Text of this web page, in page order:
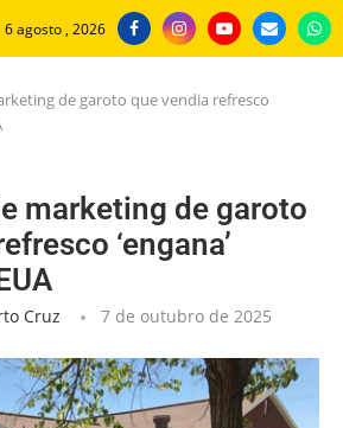
6 agosto , 2026
de garoto que vendia refresco
marketing de garoto
‘engana’
Cruz 7 de outubro de 2025